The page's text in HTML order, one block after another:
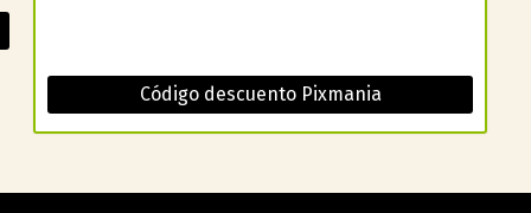
Código descuento Pixmania